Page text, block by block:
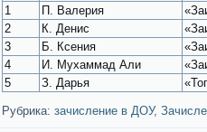
1 П. Валерия
2
К. Денис
3
Б. Ксения
4
И. Мухаммад Али
5
З. Дарья
Рубрика: зачисление в ДОУ,